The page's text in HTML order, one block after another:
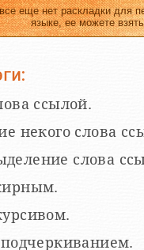
еще нет раскладки для
языке, ее можете
ссылой.
некого слова
слова
подчеркиванием.